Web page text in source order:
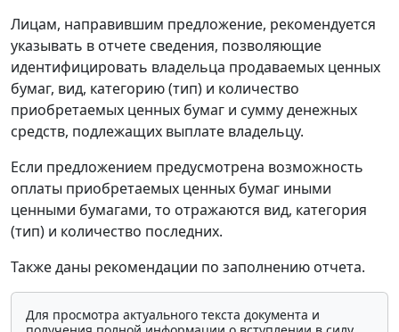
Лицам, направившим предложение, рекомендуется
указывать в отчете сведения, позволяющие
идентифицировать владельца продаваемых ценных
бумаг, вид, категорию (тип) и количество
приобретаемых ценных бумаг и сумму денежных
средств, подлежащих выплате владельцу.
Если предложением предусмотрена возможность
оплаты приобретаемых ценных бумаг иными
ценными бумагами, то отражаются вид, категория
(тип) и количество последних.
Также даны рекомендации по заполнению отчета.
Для просмотра актуального текста документа и